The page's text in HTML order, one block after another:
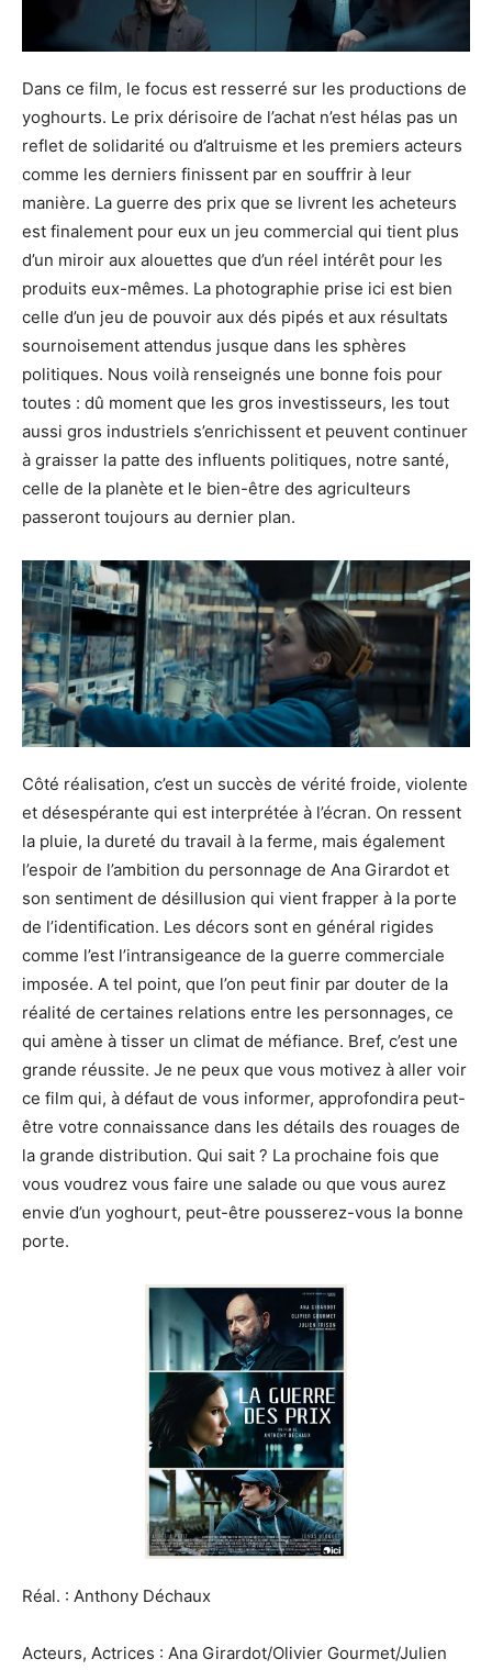
Dans ce film, le focus est resserré sur les productions de
yoghourts. Le prix dérisoire de l’achat n’est hélas pas un
reflet de solidarité ou d’altruisme et les premiers acteurs
comme les derniers finissent par en souffrir à leur
manière. La guerre des prix que se livrent les acheteurs
est finalement pour eux un jeu commercial qui tient plus
d’un miroir aux alouettes que d’un réel intérêt pour les
produits eux-mêmes. La photographie prise ici est bien
celle d’un jeu de pouvoir aux dés pipés et aux résultats
sournoisement attendus jusque dans les sphères
politiques. Nous voilà renseignés une bonne fois pour
toutes : dû moment que les gros investisseurs, les tout
aussi gros industriels s’enrichissent et peuvent continuer
à graisser la patte des influents politiques, notre santé,
celle de la planète et le bien-être des agriculteurs
passeront toujours au dernier plan.
Côté réalisation, c’est un succès de vérité froide, violente
et désespérante qui est interprétée à l’écran. On ressent
la pluie, la dureté du travail à la ferme, mais également
l’espoir de l’ambition du personnage de Ana Girardot et
son sentiment de désillusion qui vient frapper à la porte
de l’identification. Les décors sont en général rigides
comme l’est l’intransigeance de la guerre commerciale
imposée. A tel point, que l’on peut finir par douter de la
réalité de certaines relations entre les personnages, ce
qui amène à tisser un climat de méfiance. Bref, c’est une
grande réussite. Je ne peux que vous motivez à aller voir
ce film qui, à défaut de vous informer, approfondira peut-
être votre connaissance dans les détails des rouages de
la grande distribution. Qui sait ? La prochaine fois que
vous voudrez vous faire une salade ou que vous aurez
envie d’un yoghourt, peut-être pousserez-vous la bonne
porte.
Réal. : Anthony Déchaux
Acteurs, Actrices : Ana Girardot/Olivier Gourmet/Julien